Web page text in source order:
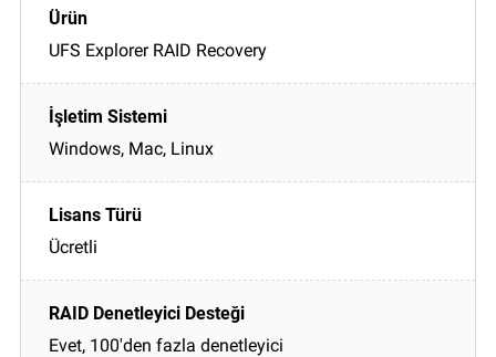
UFS Explorer RAID Recovery
Windows, Mac, Linux
Ücretli
Evet, 100'den fazla denetleyici